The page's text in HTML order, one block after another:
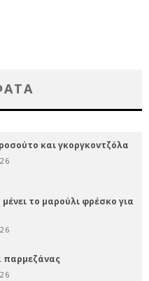
και γκοργκοντζόλα
το μαρούλι φρέσκο για
παρμεζάνας